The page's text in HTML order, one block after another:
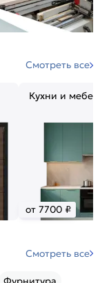
Смотреть все
Кухни и
от 7700 ₽
Смотреть все